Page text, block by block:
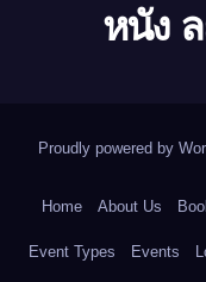
หนัง
Proudly powered by
Home About Us
Event Types Events